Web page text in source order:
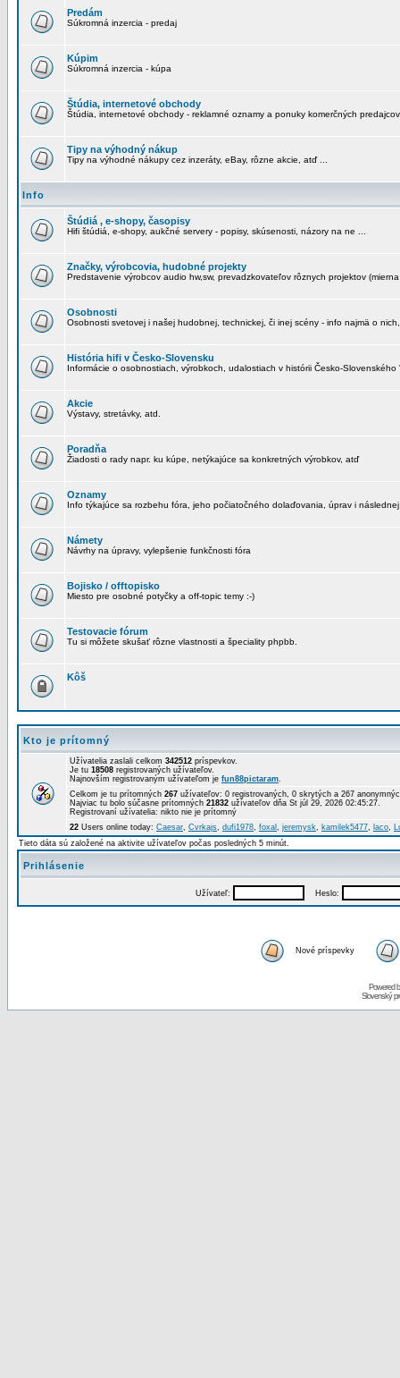
Predám
Súkromná inzercia - predaj
Kúpim
Súkromná inzercia - kúpa
Štúdia, internetové obchody
Štúdia, internetové obchody - reklamné oznamy a ponuky komerčných predajcov
Tipy na výhodný nákup
Tipy na výhodné nákupy cez inzeráty, eBay, rôzne akcie, atď ...
Info
Štúdiá , e-shopy, časopisy
Hifi štúdiá, e-shopy, aukčné servery - popisy, skúsenosti, názory na ne ...
Značky, výrobcovia, hudobné projekty
Predstavenie výrobcov audio hw,sw, prevadzkovateľov rôznych projektov
Osobnosti
Osobnosti svetovej i našej hudobnej, technickej, či inej scény - info najmä o
História hifi v Česko-Slovensku
Informácie o osobnostiach, výrobkoch, udalostiach v histórii Česko-Slovenského
Akcie
Výstavy, stretávky, atd.
Poradňa
Žiadosti o rady napr. ku kúpe, netýkajúce sa konkretných výrobkov, atď
Oznamy
Info týkajúce sa rozbehu fóra, jeho počiatočného dolaďovania, úprav i
Námety
Návrhy na úpravy, vylepšenie funkčnosti fóra
Bojisko / offtopisko
Miesto pre osobné potyčky a off-topic temy :-)
Testovacie fórum
Tu si môžete skušať rôzne vlastnosti a špeciality phpbb.
Kôš
Kto je prítomný
Užívatelia zaslali celkom 342512 príspevkov.
Je tu 18508 registrovaných užívateľov.
Najnovším registrovaným užívateľom je fun88pictaram.
Celkom je tu prítomných 267 užívateľov: 0 registrovaných, 0 skrytých a 267
Najviac tu bolo súčasne prítomných 21832 užívateľov dňa St júl 29, 2026 02:45:27.
Registrovaní užívatelia: nikto nie je prítomný
22 Users online today: Caesar, Cvrkajs, dufi1978, foxal , jeremysk, kamilek5477, laco,
Tieto dáta sú založené na aktivite užívateľov počas posledných 5 minút.
Prihlásenie
Užívateľ: Heslo:
Nové príspevky
Powered
Slovenský